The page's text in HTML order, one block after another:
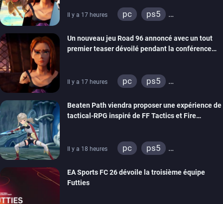
Il y a 17 heures pc
ps5
stadia
ps4
xbox one
switch 2
Un nouveau jeu Road 96 annoncé avec un tout
premier teaser dévoilé pendant la conférence
Il y a 17 heures pc
ps5
stadia
ps4
xbox one
Beaten Path viendra proposer une expérience de
tactical-RPG inspiré de FF Tactics et Fire
Il y a 18 heures pc
ps5
EA Sports FC 26 dévoile la troisième équipe
Futties